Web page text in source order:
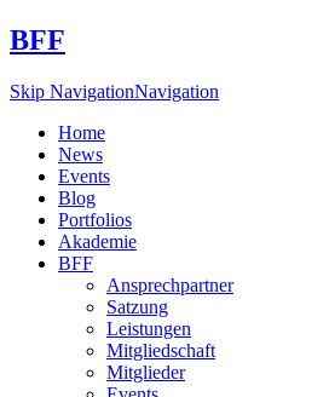
BFF
Skip NavigationNavigation
Home
News
Events
Blog
Portfolios
Akademie
BFF
Ansprechpartner
Satzung
Leistungen
Mitgliedschaft
Mitglieder